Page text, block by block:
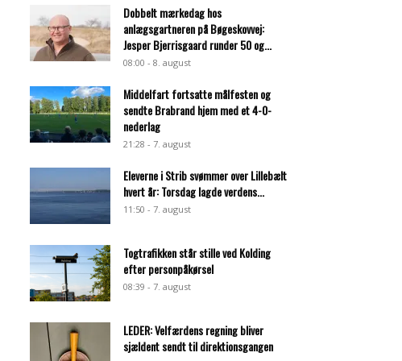
Dobbelt mærkedag hos
anlægsgartneren på Bøgeskovvej:
Jesper Bjerrisgaard runder 50 og...
08:00 - 8. august
Middelfart fortsatte målfesten og
sendte Brabrand hjem med et 4-0-
nederlag
21:28 - 7. august
Eleverne i Strib svømmer over Lillebælt
hvert år: Torsdag lagde verdens...
11:50 - 7. august
Togtrafikken står stille ved Kolding
efter personpåkørsel
08:39 - 7. august
LEDER: Velfærdens regning bliver
sjældent sendt til direktionsgangen